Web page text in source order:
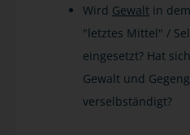
Wird Gewalt in
"letztes Mittel" /
eingesetzt? Hat
Gewalt und
verselbständigt?